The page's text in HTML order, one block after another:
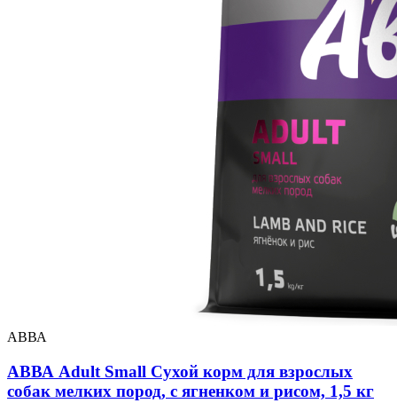
АВВА
АВВА Adult Small Сухой корм для взрослых
собак мелких пород, с ягненком и рисом, 1,5 кг